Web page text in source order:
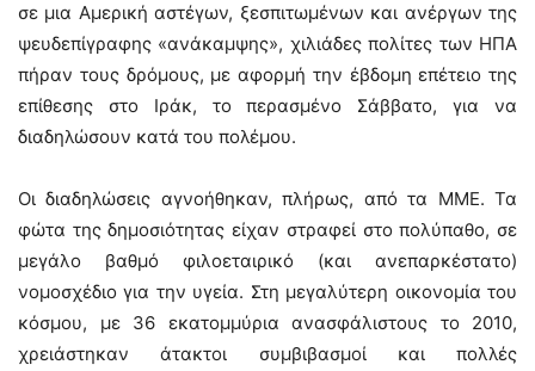
σε μια Αμερική αστέγων, ξεσπιτωμένων και ανέργων της
ψευδεπίγραφης «ανάκαμψης», χιλιάδες πολίτες των ΗΠΑ
πήραν τους δρόμους, με αφορμή την έβδομη επέτειο της
επίθεσης στο Ιράκ, το περασμένο Σάββατο, για να
διαδηλώσουν κατά του πολέμου.
Οι διαδηλώσεις αγνοήθηκαν, πλήρως, από τα ΜΜΕ. Τα
φώτα της δημοσιότητας είχαν στραφεί στο πολύπαθο, σε
μεγάλο βαθμό φιλοεταιρικό (και ανεπαρκέστατο)
νομοσχέδιο για την υγεία. Στη μεγαλύτερη οικονομία του
κόσμου, με 36 εκατομμύρια ανασφάλιστους το 2010,
χρειάστηκαν άτακτοι συμβιβασμοί και πολλές